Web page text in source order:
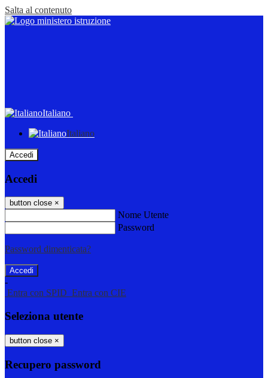
Salta al contenuto
Italiano
Italiano
Accedi
Accedi
button close ×
Nome Utente
Password
Password dimenticata?
-
Entra con SPID Entra con CIE
Seleziona utente
button close ×
Recupero password